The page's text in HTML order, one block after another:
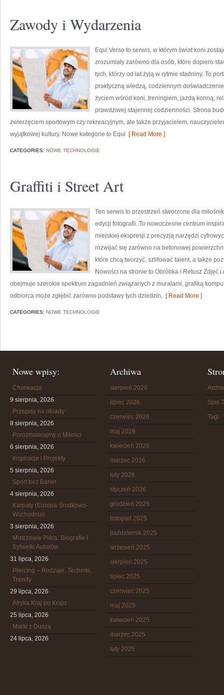
Zawody i Wydarzenia
Equi Verso to serwis, w którym świat koni
zrozumiały zarówno dla osób, które dopiero
tych, którzy od lat żyją w rytmie stadniny. To
praktyczną wiedzą, codziennym
życiem wśród koni, treningiem, jazdą konną,
prawdziwej stajennej codzienności. Strona
zwierzęciem sportowym czy rekreacyjnym, ale także przyjacielem,
wyjątkowej kultury. Nowe kategorie to Equi [ Read More ]
CATEGORIES: NOWE TECHNOLOGIE
Graffiti i Street Art
Ten serwis to przestrzeń stworzone dla
edycji fotografii. To nowoczesne centrum
miejskiej ekspresji z precyzją narzędzi
rozwijać się zarówno na betonowej
które chcą tworzyć, szlifować talent, a także
Nowości na stronie to Obróbka i Retusz Zdjęć
obejmuje szerokie spektrum zagadnień związanych z muralami, grafiką
odbiorca może zgłębić zarówno podstawy tych dziedzin, [ Read More ]
CATEGORIES: NOWE TECHNOLOGIE
Nowe wpisy:
Chorwacja
9 sierpnia, 2026
Przepisy na obiady
8 sierpnia, 2026
Porozmawiajmy o Miłości
6 sierpnia, 2026
Inspiracje i Projekty
5 sierpnia, 2026
Sport bez Barier
4 sierpnia, 2026
Karpaty (Europa Środkowo-
Wschodnia)
3 sierpnia, 2026
Mistrzowie Pióra: Biografie i
Sylwetki Autorów
31 lipca, 2026
Piercing – Rodzaje, Techniki,
Trendy
29 lipca, 2026
Afryka Kraj po Kraju
25 lipca, 2026
Marki z Duszą
24 lipca, 2026
Archiwa
sierpień 2026
lipiec 2026
czerwiec 2026
maj 2026
kwiecień 2026
marzec 2026
luty 2026
styczeń 2026
grudzień 2025
listopad 2025
październik 2025
wrzesień 2025
sierpień 2025
lipiec 2025
czerwiec 2025
maj 2025
kwiecień 2025
marzec 2025
luty 2025
Spis
Tagi